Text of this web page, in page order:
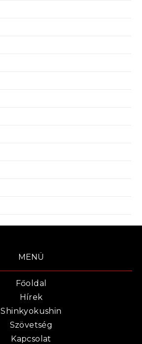
MENÜ
Főoldal
Hírek
Shinkyokushin
Szövetség
Kapcsolat